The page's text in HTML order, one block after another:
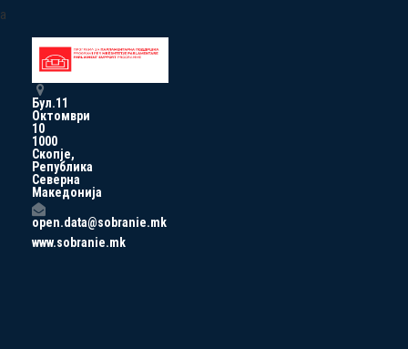
a
Бул.11
Октомври
10
1000
Скопје,
Република
Северна
Македонија
open.data@sobranie.mk
www.sobranie.mk